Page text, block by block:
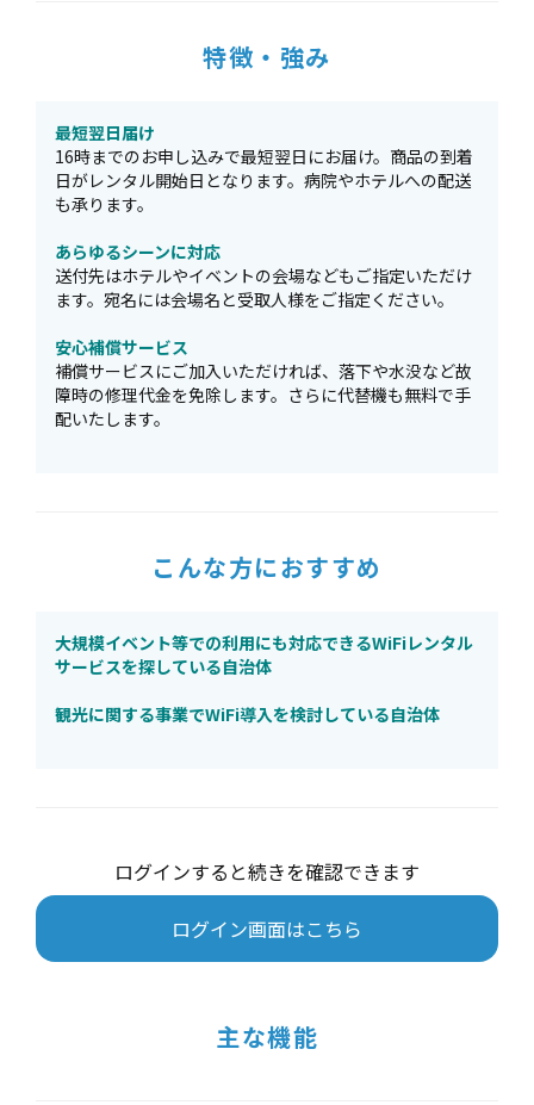
特徴・強み
最短翌日届け
16時までのお申し込みで最短翌日にお届け。商品の到着
日がレンタル開始日となります。病院やホテルへの配送
も承ります。
あらゆるシーンに対応
送付先はホテルやイベントの会場などもご指定いただけ
ます。宛名には会場名と受取人様をご指定ください。
安心補償サービス
補償サービスにご加入いただければ、落下や水没など故
障時の修理代金を免除します。さらに代替機も無料で手
配いたします。
こんな方におすすめ
大規模イベント等での利用にも対応できるWiFiレンタル
サービスを探している自治体
観光に関する事業でWiFi導入を検討している自治体
ログインすると続きを確認できます
ログイン画面はこちら
主な機能